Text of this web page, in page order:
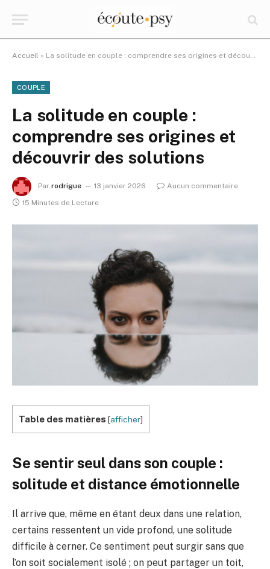
Accueil » La solitude en couple : comprendre ses origines et découvrir des solutions
COUPLE
La solitude en couple :
comprendre ses origines et
découvrir des solutions
Par rodrigue 13 janvier 2026
Aucun commentaire
15 Minutes de Lecture
Table des matières [afficher]
Se sentir seul dans son couple :
solitude et distance émotionnelle
Il arrive que, même en étant deux dans une relation,
certains ressentent un vide profond, une solitude
difficile à cerner. Ce sentiment peut surgir sans que
l’on soit socialement isolé ; on peut partager un toit,